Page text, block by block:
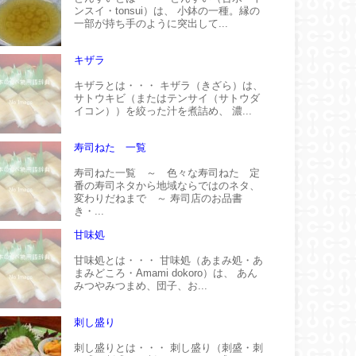
ンスイ・tonsui）は、 小鉢の一種。縁の
一部が持ち手のように突出して...
キザラ
キザラとは・・・ キザラ（きざら）は、
サトウキビ（またはテンサイ（サトウダ
イコン））を絞った汁を煮詰め、 濃...
寿司ねた 一覧
寿司ねた一覧 ～ 色々な寿司ねた 定
番の寿司ネタから地域ならではのネタ、
変わりだねまで ～ 寿司店のお品書
き・...
甘味処
甘味処とは・・・ 甘味処（あまみ処・あ
まみどころ・Amami dokoro）は、 あん
みつやみつまめ、団子、お...
刺し盛り
刺し盛りとは・・・ 刺し盛り（刺盛・刺